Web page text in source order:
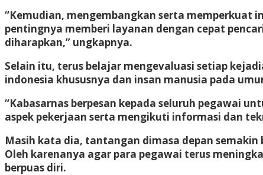
“Kemudian, mengembangkan serta
pentingnya memberi layanan dengan cepat
diharapkan,” ungkapnya.
Selain itu, terus belajar mengevaluasi setiap
indonesia khususnya dan insan manusia pada
“Kabasarnas berpesan kepada seluruh pegawai
aspek pekerjaan serta mengikuti informasi dan
Masih kata dia, tantangan dimasa depan
Oleh karenanya agar para pegawai terus
berpuas diri.